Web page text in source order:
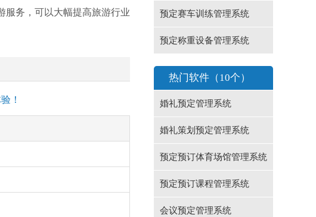
服务，可以大幅提高旅游行业
！
预定赛车训练管理系统
预定称重设备管理系统
热门软件（10个）
婚礼预定管理系统
婚礼策划预定管理系统
预定预订体育场馆管理系统
预定预订课程管理系统
会议预定管理系统